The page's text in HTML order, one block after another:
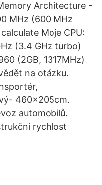
Architecture -
MHz (600 MHz
Moje CPU:
(3.4 GHz turbo)
(2GB, 1317MHz)
na otázku.
460x205cm.
automobilů.
rychlost